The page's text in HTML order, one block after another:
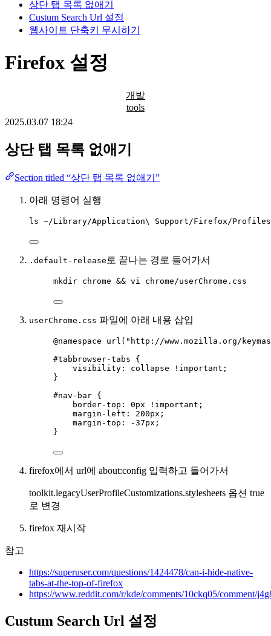
상단 탭 목록 없애기
Custum Search Url 설정
웹사이트 단축키 무시하기
Firefox 설정
개발
tools
2025.03.07 18:24
상단 탭 목록 없애기
Section titled “상단 탭 목록 없애기”
아래 명령어 실행
ls ~/Library/Application\ Support/Firefox/
.default-release 로 끝나는 경로 들어가서
mkdir chrome && vi chrome/userChrome.css
userChrome.css 파일에 아래 내용 삽입
@namespace url ( " http://www.mozilla.org/
#tabbrowser-tabs {
visibility : collapse !important ;
}
#nav-bar {
border-top : 0px !important ;
margin-left : 200px ;
margin-top : -37px ;
}
firefox에서 url에 about:config 입력하고 들어가서
toolkit.legacyUserProfileCustomizations.stylesheets 옵션 true
로 변경
firefox 재시작
참고
https://superuser.com/questions/1424478/can-i-hide-native-
tabs-at-the-top-of-firefox
https://www.reddit.com/r/kde/comments/10ckq05/comment/
Custum Search Url 설정